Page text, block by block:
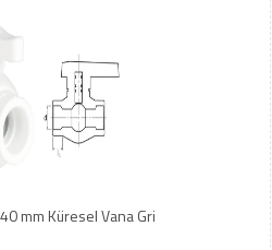
40 mm Küresel Vana Gri